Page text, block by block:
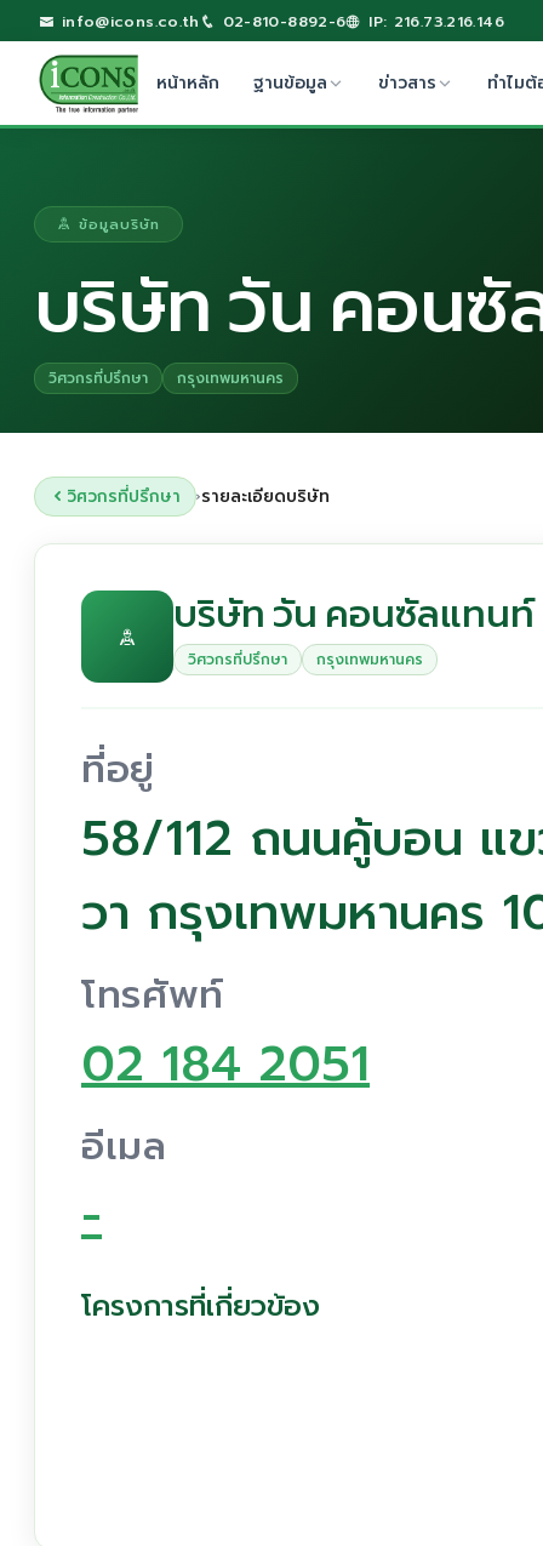
info@icons.co.th 02-810-8892-6 IP: 216.73.216.146
หน้าหลัก ฐานข้อมูล ข่าวสาร ทำไมต้
ข้อมูลบริษัท
บริษัท วัน คอนซั
วิศวกรที่ปรึกษา กรุงเทพมหานคร
วิศวกรที่ปรึกษา ›รายละเอียดบริษัท
บริษัท วัน คอนซัลแทนท์
วิศวกรที่ปรึกษา กรุงเทพมหานคร
ที่อยู่
58/112 ถนนคู้บอน แ
วา กรุงเทพมหานคร
โทรศัพท์
02 184 2051
อีเมล
-
โครงการที่เกี่ยวข้อง